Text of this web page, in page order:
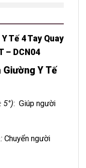
Tế 4 Tay Quay
– DCN04
Y Tế
5°): Giúp người
Chuyển người